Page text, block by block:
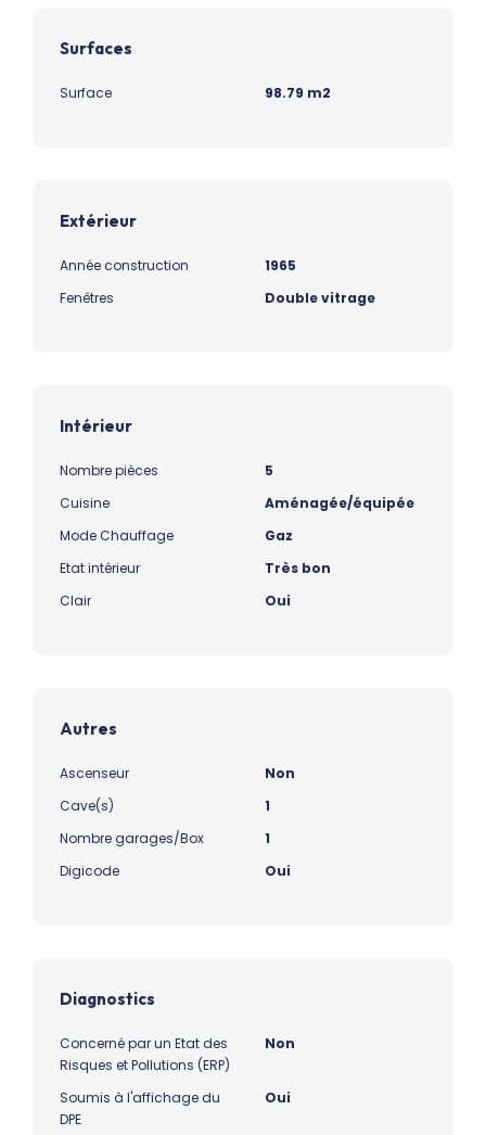
Surfaces
Surface 98.79 m2
Extérieur
Année construction
1965
Fenêtres
Double vitrage
Intérieur
Nombre pièces
5
Cuisine
Aménagée/équipée
Mode Chauffage
Gaz
Etat intérieur
Très bon
Clair
Oui
Autres
Ascenseur
Non
Cave(s)
1
Nombre garages/Box
1
Digicode
Oui
Diagnostics
Concerné par un Etat des
Risques et Pollutions (ERP)
Non
Soumis à l'affichage du
DPE
Oui